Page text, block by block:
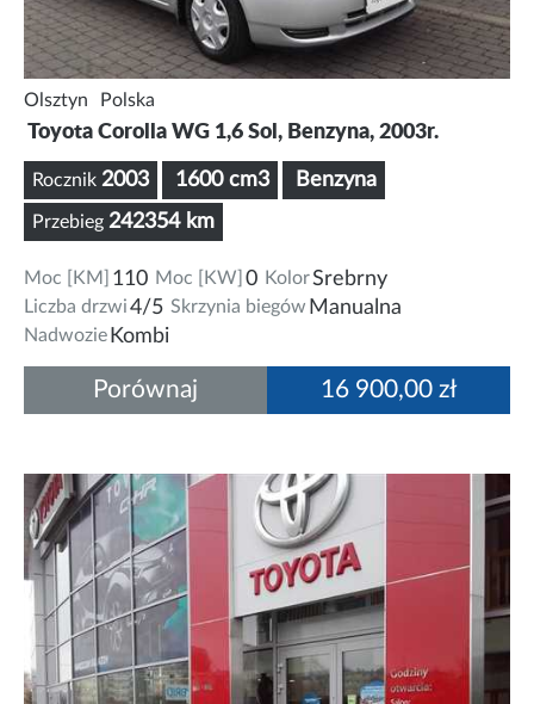
Olsztyn Polska
Toyota Corolla WG 1,6 Sol, Benzyna, 2003r.
Rocznik 2003 1600 cm3 Benzyna
Przebieg 242354 km
Moc [KM] 110 Moc [KW] 0 KolorSrebrny
Liczba drzwi4/5 Skrzynia biegów Manualna
Nadwozie Kombi
16 900,00 zł
Porównaj